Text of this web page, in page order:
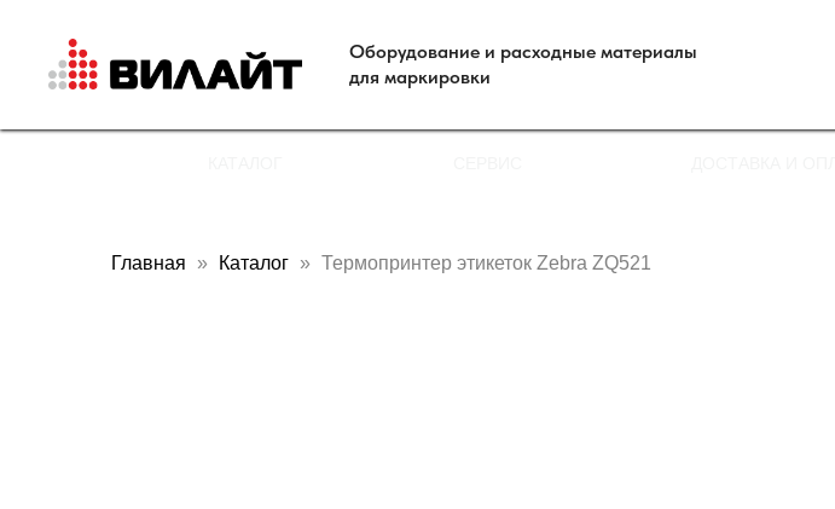
Оборудование и расходные материалы
для маркировки
Главная Каталог Термопринтер этикеток Zebra ZQ521